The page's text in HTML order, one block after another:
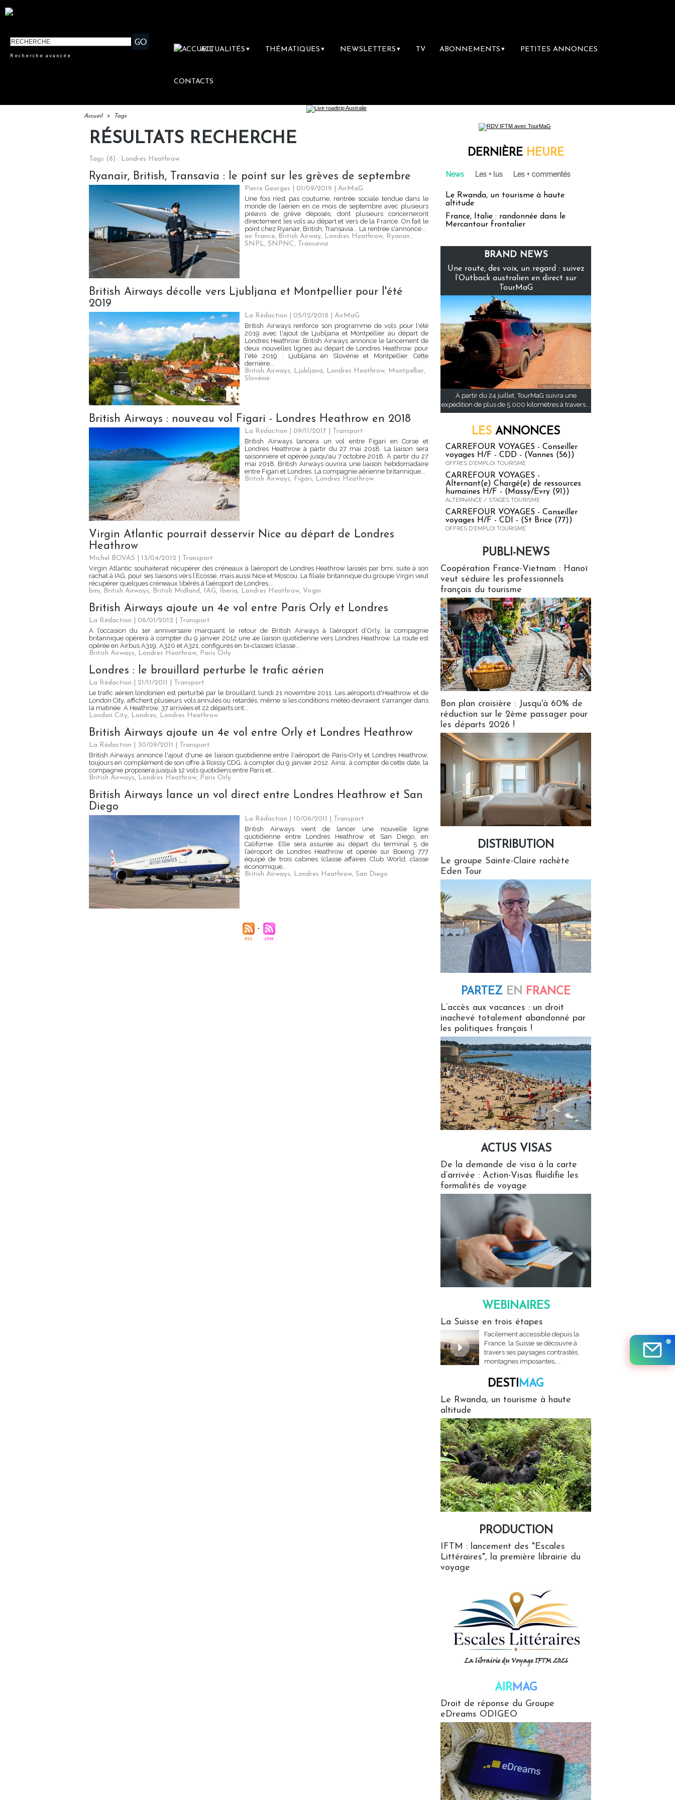
Recherche avancée
ACTUALITÉS ▼ THÉMATIQUES ▼ NEWSLETTERS ▼ TV ABONNEMENTS ▼ PETITES ANNONCES
CONTACTS
Accueil > Tags
RÉSULTATS RECHERCHE
Tags (8) : Londres Heathrow
Ryanair, British, Transavia : le point sur les grèves de septembre
Pierre Georges | 01/09/2019
AirMaG
Une fois n’est pas coutume, rentrée sociale tendue dans le
monde de l’aérien en ce mois de septembre avec plusieurs
préavis de grève déposés, dont plusieurs concerneront
directement les vols au départ et vers de la France. On fait le
point chez Ryanair, British, Transavia... La rentrée s'annonce...
air france, British Airway, Londres Heathrow, Ryanair,
SNPL, SNPNC, Transavia
British Airways décolle vers Ljubljana et Montpellier pour l'été
2019
La Rédaction | 05/12/2018
AirMaG
British Airways renforce son programme de vols pour l'été
2019 avec l'ajout de Ljubljana et Montpellier au départ de
Londres Heathrow. British Airways annonce le lancement de
deux nouvelles lignes au départ de Londres Heathrow pour
l'été 2019 : Ljubljana en Slovénie et Montpellier. Cette
dernière...
British Airways, Ljubljana, Londres Heathrow, Montpellier,
Slovénie
British Airways : nouveau vol Figari - Londres Heathrow en 2018
La Rédaction | 09/11/2017
Transport
British Airways lancera un vol entre Figari en Corse et
Londres Heathrow à partir du 27 mai 2018. La liaison sera
saisonnière et opérée jusqu'au 7 octobre 2018. À partir du 27
mai 2018, British Airways ouvrira une liaison hebdomadaire
entre Figari et Londres. La compagnie aérienne britannique...
British Airways, Figari, Londres Heathrow
Virgin Atlantic pourrait desservir Nice au départ de Londres
Heathrow
Michel BOVAS | 13/04/2012
Transport
Virgin Atlantic souhaiterait récupérer des créneaux à l’aéroport de Londres Heathrow laissés par bmi, suite à son
rachat à IAG, pour ses liaisons vers l’Ecosse, mais aussi Nice et Moscou. La filiale britannique du groupe Virgin veut
récupérer quelques créneaux libérés à l’aéroport de Londres...
bmi, British Airways, British Midland, IAG, Iberia, Londres Heathrow, Virgin
British Airways ajoute un 4e vol entre Paris Orly et Londres
La Rédaction | 06/01/2012
Transport
A l’occasion du 1er anniversaire marquant le retour de British Airways à l’aéroport d’Orly, la compagnie
britannique opèrera à compter du 9 janvier 2012 une 4e liaison quotidienne vers Londres Heathrow. La route est
opérée en Airbus A319, A320 et A321, configurés en bi-classes (classe...
British Airways, Londres Heathrow, Paris Orly
Londres : le brouillard perturbe le trafic aérien
La Rédaction | 21/11/2011
Transport
Le trafic aérien londonien est perturbé par le brouillard, lundi 21 novembre 2011. Les aéroports d'Heathrow et de
London City, affichent plusieurs vols annulés ou retardés, même si les conditions météo devraient s'arranger dans
la matinée. A Heathrow, 37 arrivées et 22 départs ont...
London City, Londres, Londres Heathrow
British Airways ajoute un 4e vol entre Orly et Londres Heathrow
La Rédaction | 30/09/2011
Transport
British Airways annonce l'ajout d'une 4e liaison quotidienne entre l'aéroport de Paris-Orly et Londres Heathrow,
toujours en complément de son offre à Roissy CDG, à compter du 9 janvier 2012. Ainsi, à compter de cette date, la
compagnie proposera jusqu’à 12 vols quotidiens entre Paris et...
British Airways, Londres Heathrow, Paris Orly
British Airways lance un vol direct entre Londres Heathrow et San
Diego
La Rédaction | 10/06/2011
Transport
British Airways vient de lancer une nouvelle ligne
quotidienne entre Londres Heathrow et San Diego, en
Californie. Elle sera assurée au départ du terminal 5 de
l’aéroport de Londres Heathrow et opérée sur Boeing 777
équipé de trois cabines (classe affaires Club World, classe
économique...
British Airways, Londres Heathrow, San Diego
DERNIÈRE HEURE
News Les + lus Les + commentés
Le Rwanda, un tourisme à haute
altitude
France, Italie : randonnée dans le
Mercantour frontalier
BRAND NEWS
Une route, des voix, un regard : suivez
l’Outback australien en direct sur
TourMaG
À partir du 24 juillet, TourMaG suivra une
expédition de plus de 5 000 kilomètres à travers...
LES ANNONCES
CARREFOUR VOYAGES - Conseiller
voyages H/F - CDD - (Vannes (56))
OFFRES D'EMPLOI TOURISME
CARREFOUR VOYAGES -
Alternant(e) Chargé(e) de ressources
humaines H/F - (Massy/Evry (91))
ALTERNANCE / STAGES TOURISME
CARREFOUR VOYAGES - Conseiller
voyages H/F - CDI - (St Brice (77))
OFFRES D'EMPLOI TOURISME
PUBLI-NEWS
Coopération France-Vietnam : Hanoï
veut séduire les professionnels
français du tourisme
Bon plan croisière : Jusqu'à 60% de
réduction sur le 2ème passager pour
les départs 2026 !
DISTRIBUTION
Le groupe Sainte-Claire rachète
Eden Tour
PARTEZ EN FRANCE
L’accès aux vacances : un droit
inachevé totalement abandonné par
les politiques français !
ACTUS VISAS
De la demande de visa à la carte
d’arrivée : Action-Visas fluidifie les
formalités de voyage
WEBINAIRES
La Suisse en trois étapes
Facilement accessible depuis la
France, la Suisse se découvre à
travers ses paysages contrastés,
montagnes imposantes,...
DESTIMAG
Le Rwanda, un tourisme à haute
altitude
PRODUCTION
IFTM : lancement des "Escales
Littéraires", la première librairie du
voyage
AIRMAG
Droit de réponse du Groupe
eDreams ODIGEO